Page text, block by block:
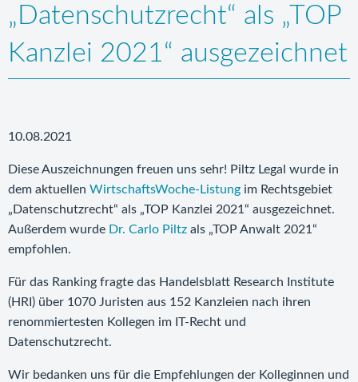
„Datenschutzrecht“ als „TOP
Kanzlei 2021“ ausgezeichnet
10.08.2021
Diese Auszeichnungen freuen uns sehr! Piltz Legal wurde in
dem aktuellen WirtschaftsWoche-Listung im Rechtsgebiet
„Datenschutzrecht“ als „TOP Kanzlei 2021“ ausgezeichnet.
Außerdem wurde Dr. Carlo Piltz als „TOP Anwalt 2021“
empfohlen.
Für das Ranking fragte das Handelsblatt Research Institute
(HRI) über 1070 Juristen aus 152 Kanzleien nach ihren
renommiertesten Kollegen im IT-Recht und
Datenschutzrecht.
Wir bedanken uns für die Empfehlungen der Kolleginnen und